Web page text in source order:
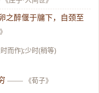
之醉偃于牖下，自颈至
而作);少时(稍等)
—— 《荀子》